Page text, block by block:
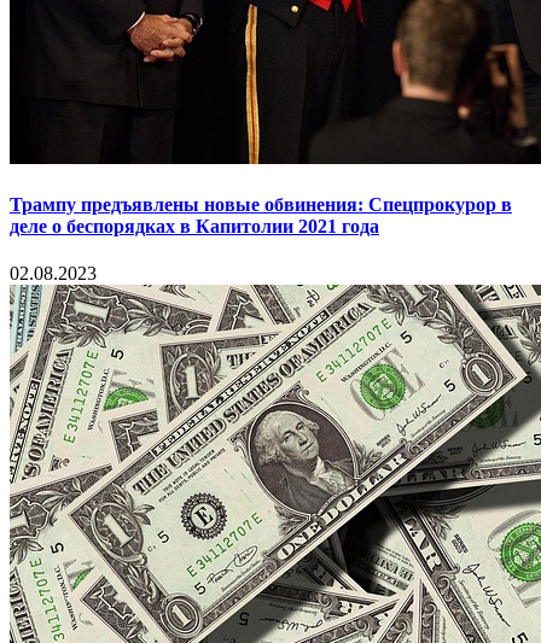
Трампу предъявлены новые обвинения: Спецпрокурор в
деле о беспорядках в Капитолии 2021 года
02.08.2023